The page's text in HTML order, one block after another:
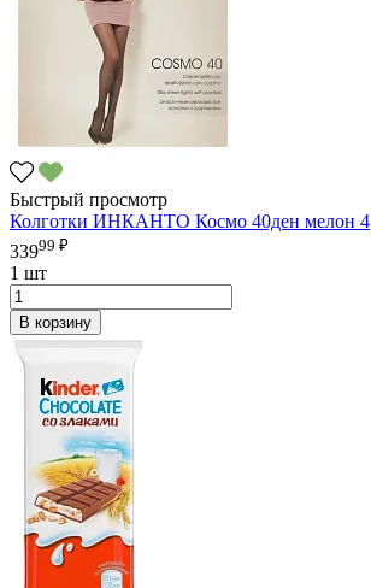
Быстрый просмотр
Колготки ИНКАНТО Космо 40ден мелон 4
33999 ₽
1 шт
В корзину